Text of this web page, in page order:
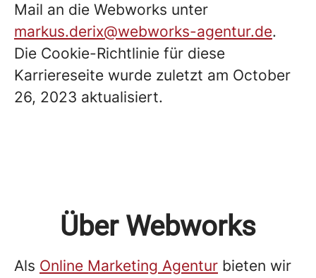
Mail an die Webworks unter
markus.derix@webworks-agentur.de.
Die Cookie-Richtlinie für diese
Karriereseite wurde zuletzt am October
26, 2023 aktualisiert.
Über Webworks
Als Online Marketing Agentur bieten wir